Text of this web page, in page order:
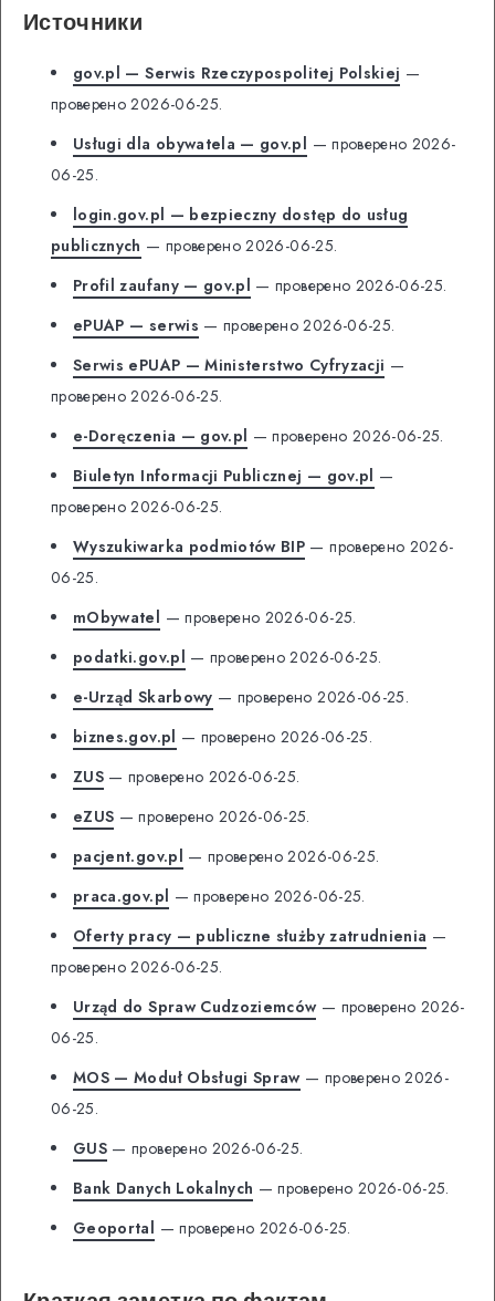
Источники
gov.pl — Serwis Rzeczypospolitej Polskiej —
проверено 2026-06-25.
Usługi dla obywatela — gov.pl — проверено 2026-
06-25.
login.gov.pl — bezpieczny dostęp do usług
publicznych — проверено 2026-06-25.
Profil zaufany — gov.pl — проверено 2026-06-25.
ePUAP — serwis — проверено 2026-06-25.
Serwis ePUAP — Ministerstwo Cyfryzacji —
проверено 2026-06-25.
e-Doręczenia — gov.pl — проверено 2026-06-25.
Biuletyn Informacji Publicznej — gov.pl —
проверено 2026-06-25.
Wyszukiwarka podmiotów BIP — проверено 2026-
06-25.
mObywatel — проверено 2026-06-25.
podatki.gov.pl — проверено 2026-06-25.
e-Urząd Skarbowy — проверено 2026-06-25.
biznes.gov.pl — проверено 2026-06-25.
ZUS — проверено 2026-06-25.
eZUS — проверено 2026-06-25.
pacjent.gov.pl — проверено 2026-06-25.
praca.gov.pl — проверено 2026-06-25.
Oferty pracy — publiczne służby zatrudnienia —
проверено 2026-06-25.
Urząd do Spraw Cudzoziemców— проверено 2026-
06-25.
MOS — Moduł Obsługi Spraw— проверено 2026-
06-25.
GUS — проверено 2026-06-25.
Bank Danych Lokalnych — проверено 2026-06-25.
Geoportal — проверено 2026-06-25.